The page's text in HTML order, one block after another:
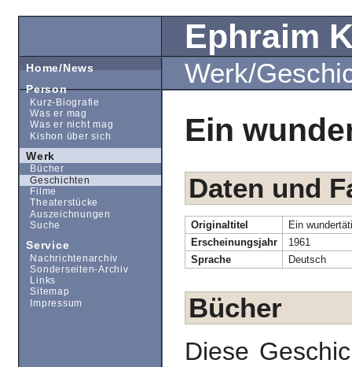
Ephraim
Werk/
Ein
Daten und
Originaltitel
Ein
Erscheinungsjahr
1961
Sprache
Deutsch
Bücher
Diese
Home/News
Person
Kurz-Biografie
Was er mag
Was er nicht mag
Kishon über sich
Werk
Bücher
Geschichten
Filme
Theaterstücke
Auszeichnungen
Suche
Service
Nachrichtenarchiv
Sonderseiten-Archiv
Links
Sitemap
Impressum